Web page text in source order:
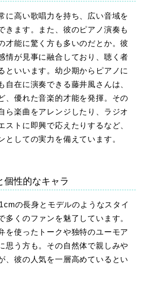
に高い歌唱力を持ち、広い音域を
きます。また、彼のピアノ演奏も
才能に驚く方も多いのだとか。彼
情が見事に融合しており、聴く者
といいます。幼少期からピアノに
自在に演奏できる藤井風さんは、
、優れた音楽的才能を発揮。その
ら楽曲をアレンジしたり、ラジオ
ストに即興で応えたりするなど、
としての実力を備えています。
性的なキャラ
の長身とモデルのようなスタイ
多くのファンを魅了しています。
を使ったトークや独特のユーモア
思う方も。その自然体で親しみや
、彼の人気を一層高めているとい